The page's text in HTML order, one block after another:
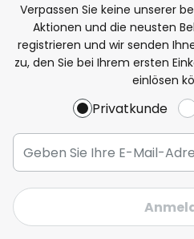
Verpassen Sie keine unserer
Aktionen und die neusten
registrieren und wir senden
zu, den Sie bei Ihrem ersten
einlösen
Privatkunde